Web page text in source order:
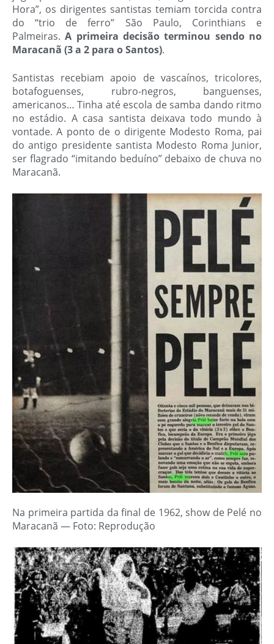
Hora”, os dirigentes santistas temiam torcida contra
do “trio de ferro” São Paulo, Corinthians e
Palmeiras.A primeira decisão terminou sendo no
Maracanã (3 a 2 para o Santos).
Santistas recebiam apoio de vascaínos, tricolores,
botafoguenses, rubro-negros, banguenses,
americanos… Tinha até escola de samba dando ritmo
no estádio. A casa santista deixava todo mundo à
vontade. A ponto de o dirigente Modesto Roma, pai
do antigo presidente santista Modesto Roma Junior,
ser flagrado “imitando beduíno” debaixo de chuva no
Maracanã.
Na primeira partida da final de 1962, show de Pelé no
Maracanã — Foto: Reprodução